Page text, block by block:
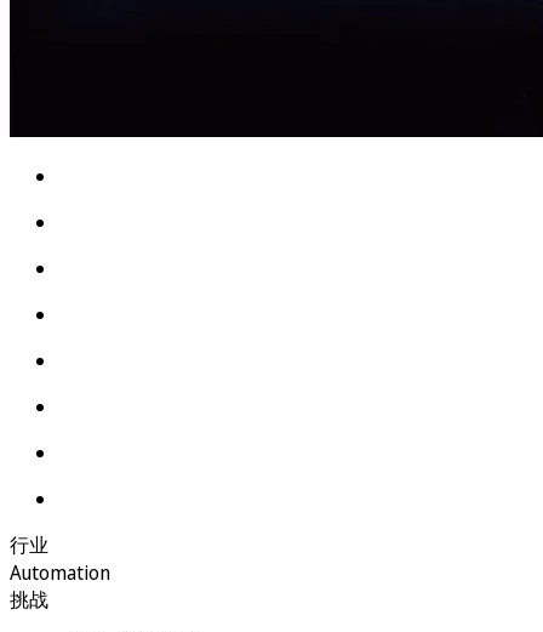
行业
Automation
挑战